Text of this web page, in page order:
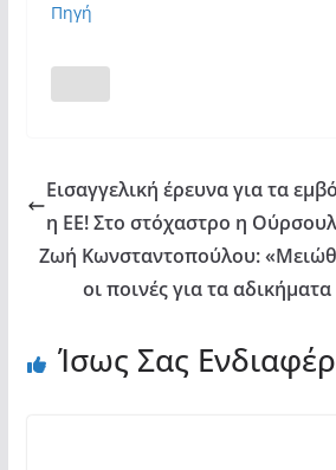
Πηγή
Εισαγγελική έρευνα για τα
η ΕΕ! Στο στόχαστρο η
Ζωή Κωνσταντοπούλου:
οι ποινές για τα
Ίσως Σας